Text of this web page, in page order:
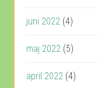
juni 2022 (4)
maj 2022 (5)
april 2022 (4)